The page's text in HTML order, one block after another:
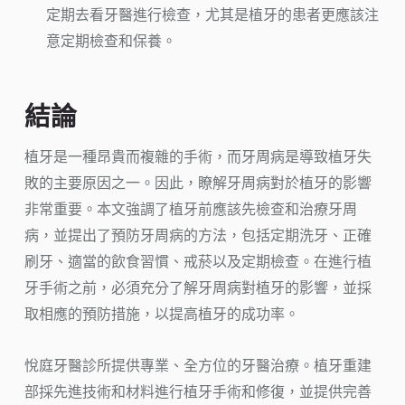
定期去看牙醫進行檢查，尤其是植牙的患者更應該注
意定期檢查和保養。
結論
植牙是一種昂貴而複雜的手術，而牙周病是導致植牙失
敗的主要原因之一。因此，瞭解牙周病對於植牙的影響
非常重要。本文強調了植牙前應該先檢查和治療牙周
病，並提出了預防牙周病的方法，包括定期洗牙、正確
刷牙、適當的飲食習慣、戒菸以及定期檢查。在進行植
牙手術之前，必須充分了解牙周病對植牙的影響，並採
取相應的預防措施，以提高植牙的成功率。
悅庭牙醫診所提供專業、全方位的牙醫治療。植牙重建
部採先進技術和材料進行植牙手術和修復，並提供完善